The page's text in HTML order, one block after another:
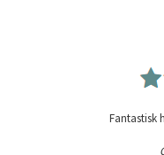
Fantastisk